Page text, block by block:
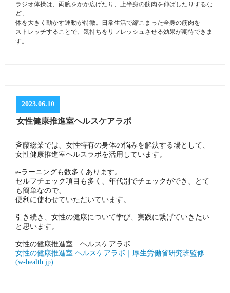
ラジオ体操は、両腕をかか広げたり、上半身の筋肉を伸ばしたりするな
ど、
体を大きく動かす運動が特徴。日常生活で縮こまった全身の筋肉を
ストレッチすることで、気持ちをリフレッシュさせる効果が期待できま
す。
2023.06.10
女性健康推進室ヘルスケアラボ
斉藤総業では、女性特有の身体の悩みを解決する場として、
女性健康推進室ヘルスラボを活用しています。
e-ラーニングも数多くあります。
セルフチェック項目も多く、年代別でチェックができ、とて
も簡単なので、
便利に使わせていただいています。
引き続き、女性の健康について学び、実践に繋げていきたい
と思います。
女性の健康推進室 ヘルスケアラボ
女性の健康推進室 ヘルスケアラボ｜厚生労働省研究班監修
(w-health.jp)